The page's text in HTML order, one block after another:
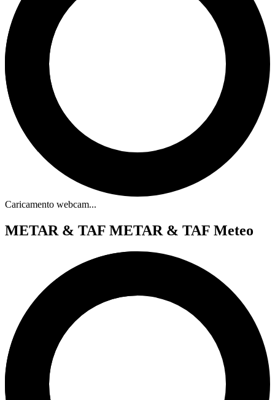
Caricamento webcam...
METAR & TAF METAR & TAF Meteo